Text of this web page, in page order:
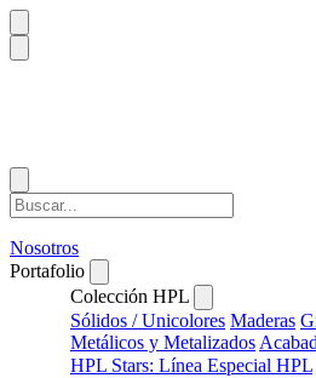
Nosotros
Portafolio
Colección HPL
Sólidos / Unicolores Maderas
Metálicos y Metalizados
HPL Stars: Línea Especial HPL